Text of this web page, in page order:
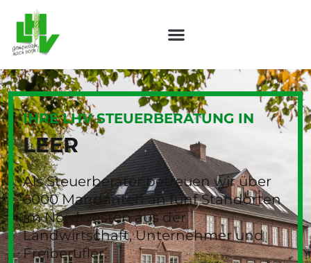
IHRE LHV STEUERBERATUNG IN
LEER
Als Steuerberater betreuen wir über
6000 Mandanten an fünf Standorten
im Nordwesten aus der
Landwirtschaft, Unternehmer und
Freiberufler.